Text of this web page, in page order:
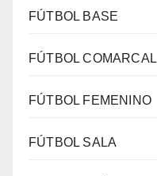
FÚTBOL BASE
FÚTBOL COMARCAL
FÚTBOL FEMENINO
FÚTBOL SALA